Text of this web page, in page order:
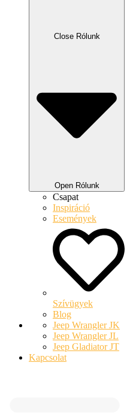
Close Rólunk
Open Rólunk
Csapat
Inspiráció
Események
Szívügyek
Blog
Jeep Wrangler JK
Jeep Wrangler JL
Jeep Gladiator JT
Kapcsolat